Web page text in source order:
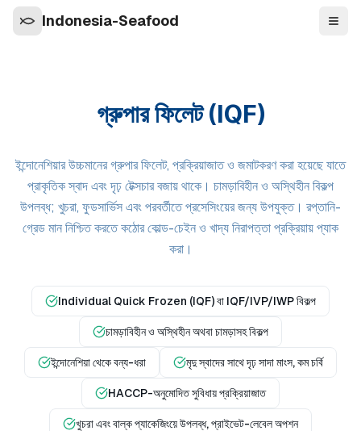
Indonesia-Seafood
গ্রুপার ফিলেট (IQF)
ইন্দোনেশিয়ার উচ্চমানের গ্রুপার ফিলেট, প্রক্রিয়াজাত ও জমাটকরণ করা হয়েছে যাতে
প্রাকৃতিক স্বাদ এবং দৃঢ় টেক্সচার বজায় থাকে। চামড়াবিহীন ও অস্থিহীন বিকল্প
উপলব্ধ; খুচরা, ফুডসার্ভিস এবং পরবর্তীতে প্রসেসিংয়ের জন্য উপযুক্ত। রপ্তানি-
গ্রেড মান নিশ্চিত করতে কঠোর কোল্ড-চেইন ও খাদ্য নিরাপত্তা প্রক্রিয়ায় প্যাক
করা।
Individual Quick Frozen (IQF) বা IQF/IVP/IWP বিকল্প
চামড়াবিহীন ও অস্থিহীন অথবা চামড়াসহ বিকল্প
ইন্দোনেশিয়া থেকে বন্য-ধরা মৃদু স্বাদের সাথে দৃঢ় সাদা মাংস, কম চর্বি
HACCP-অনুমোদিত সুবিধায় প্রক্রিয়াজাত
খুচরা এবং বাল্ক প্যাকেজিংয়ে উপলব্ধ, প্রাইভেট-লেবেল অপশন